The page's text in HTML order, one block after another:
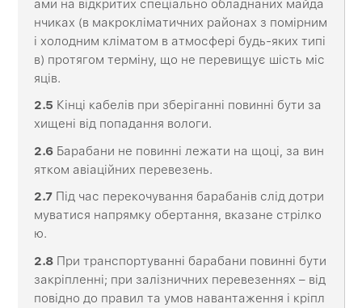
ами на відкритих спеціально обладнаних майда
нчиках (в макрокліматичних районах з помірним
і холодним кліматом в атмосфері будь-яких типі
в) протягом терміну, що не перевищує шість міс
яців.
2.5 Кінці кабелів при зберіганні повинні бути за
хищені від попадання вологи.
2.6 Барабани не повинні лежати на щоці, за вин
ятком авіаційних перевезень.
2.7 Під час перекочування барабанів слід дотри
муватися напрямку обертання, вказане стрілко
ю.
2.8 При транспортуванні барабани повинні бути
закріпленні; при залізничних перевезеннях – від
повідно до правил та умов навантаження і кріпл